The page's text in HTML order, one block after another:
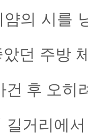
의 시를
던 주방
건 후 오히
길거리에